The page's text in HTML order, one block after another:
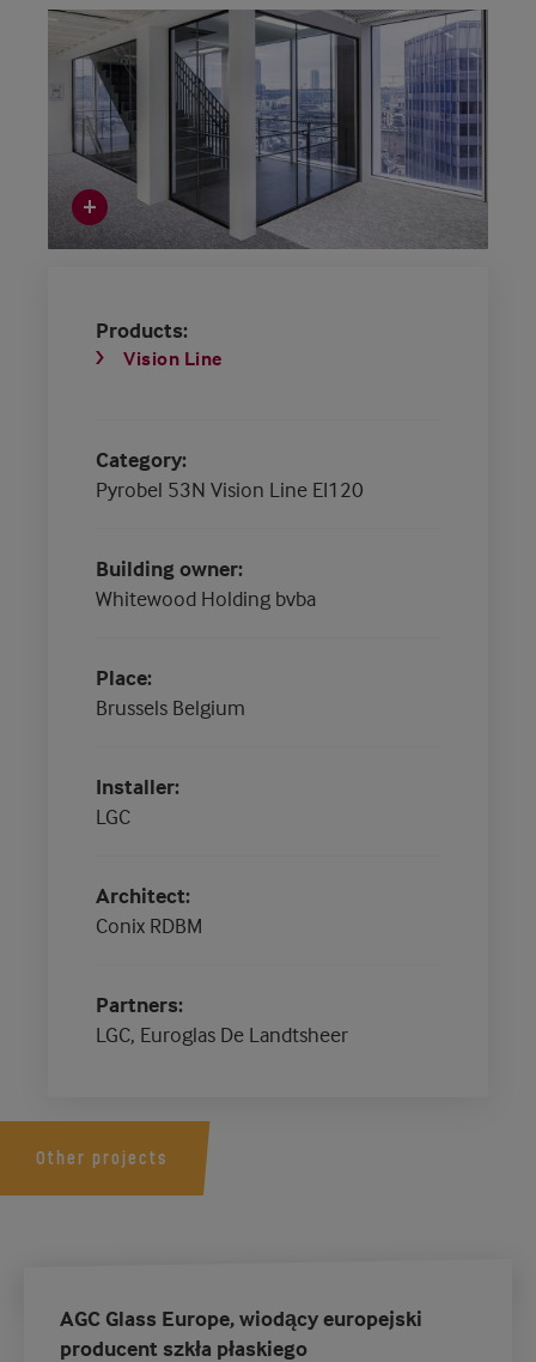
Products
Vision Line
Category
Pyrobel 53N Vision Line EI120
Building owner
Whitewood Holding bvba
Place
Brussels Belgium
Installer
LGC
Architect
Conix RDBM
Partners
LGC, Euroglas De Landtsheer
Other projects
AGC Glass Europe, wiodący europejski
producent szkła płaskiego